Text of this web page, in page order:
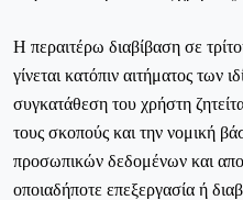
Η περαιτέρω διαβίβαση σε
γίνεται κατόπιν αιτήματος
συγκατάθεση του χρήστη
τους σκοπούς και την νομική
προσωπικών δεδομένων και
οποιαδήποτε επεξεργασία ή